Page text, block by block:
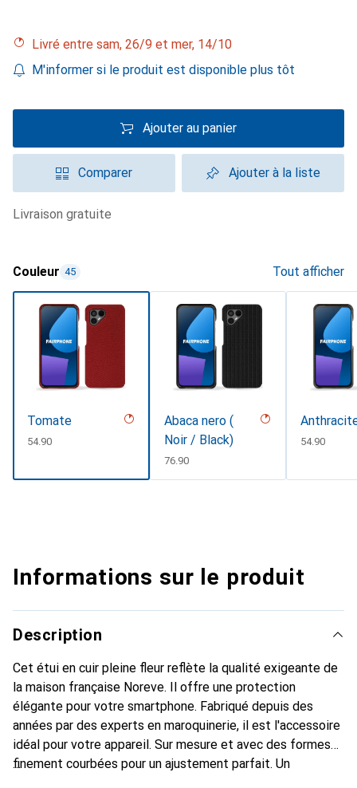
Livré entre sam, 26/9 et mer, 14/10
M'informer si le produit est disponible plus tôt
Ajouter au panier
Comparer Ajouter à la liste
livraison gratuite
Couleur 45 Tout afficher
Tomate
CHF
54.90
Abaca nero (
Noir / Black)
CHF
76.90
CHF
54.90
Informations sur le produit
Description
Cet étui en cuir pleine fleur reflète la qualité exigeante de
la maison française Noreve. Il offre une protection
élégante pour votre smartphone. Fabriqué depuis des
années par des experts en maroquinerie, il est l'accessoire
idéal pour votre appareil. Sur mesure et avec des formes
finement courbées pour un ajustement parfait. Un